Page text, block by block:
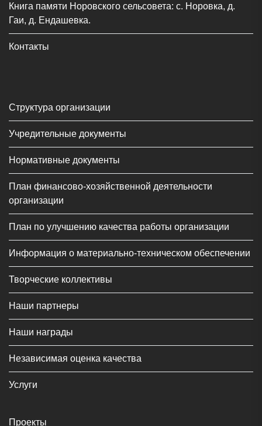
Книга памяти Норовского сельсовета: с. Норовка, д.
Гаи, д. Ендашевка.
Контакты
Структура организации
Учредительные документы
Нормативные документы
План финансово-хозяйственной деятельности
организации
План по улучшению качества работы организации
Информация о материально-техническом обеспечении
Творческие коллективы
Наши партнеры
Наши награды
Независимая оценка качества
Услуги
Проекты